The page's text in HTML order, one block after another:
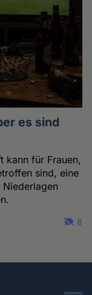
es sind
kann für Frauen,
sind, eine
8